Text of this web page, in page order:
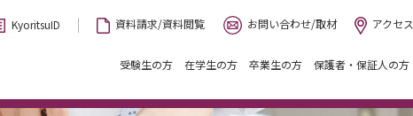
KyoritsuID 資料請求/資料閲覧 お問い合わせ/取材 アクセス
受験生の方 在学生の方 卒業生の方 保護者・保証人の方